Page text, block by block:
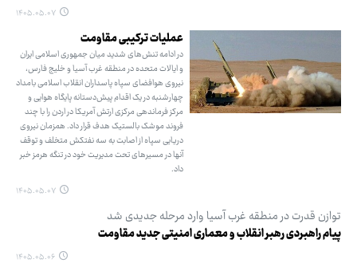
۱۴۰۵.۰۵.۰۷
عملیات ترکیبی مقاومت
در ادامه تنش‌های شدید میان جمهوری اسلامی ایران
و ایالات متحده در منطقه غرب آسیا و خلیج فارس،
نیروی هوافضای سپاه پاسداران انقلاب اسلامی بامداد
چهارشنبه در یک اقدام پیش‌دستانه پایگاه هوایی و
مرکز فرماندهی مرکزی ارتش آمریکا در اردن را با چند
فروند موشک بالستیک هدف قرار داد. همزمان نیروی
دریایی سپاه از اصابت به سه نفتکش متخلف و توقف
آنها در مسیرهای تحت مدیریت خود در تنگه هرمز خبر
داد.
۱۴۰۵.۰۵.۰۷
توازن قدرت در منطقه غرب آسیا وارد مرحله جدیدی شد
پیام راهبردی رهبر انقلاب و معماری امنیتی جدید مقاومت
۱۴۰۵.۰۵.۰۶